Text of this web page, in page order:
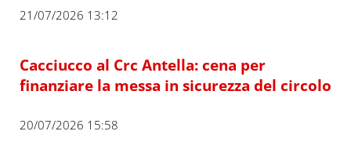
21/07/2026 13:12
Cacciucco al Crc Antella: cena per
finanziare la messa in sicurezza del circolo
20/07/2026 15:58